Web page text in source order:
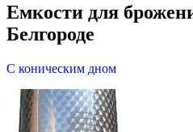
Емкости для
Белгороде
С коническим дном